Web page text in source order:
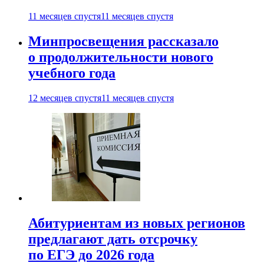
11 месяцев спустя11 месяцев спустя
Минпросвещения рассказало
о продолжительности нового
учебного года
12 месяцев спустя11 месяцев спустя
Абитуриентам из новых регионов
предлагают дать отсрочку
по ЕГЭ до 2026 года